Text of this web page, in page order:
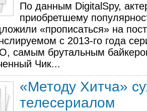
По данным DigitalSpy,
приобретшему
«прописаться» на
с 2013-го года
самым брутальным
Чик...
«Методу Хитча»
телесериалом